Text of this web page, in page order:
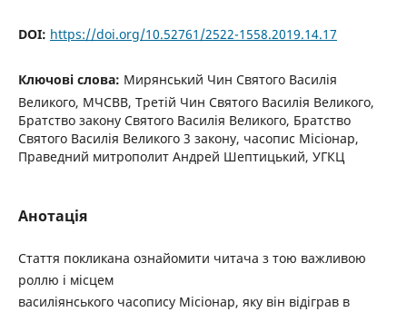
DOI: https://doi.org/10.52761/2522-1558.2019.14.17
Ключові слова: Мирянський Чин Святого Василія
Великого, МЧСВВ, Третій Чин Святого Василія Великого,
Братство закону Святого Василія Великого, Братство
Святого Василія Великого 3 закону, часопис Місіонар,
Праведний митрополит Андрей Шептицький, УГКЦ
Анотація
Стаття покликана ознайомити читача з тою важливою
роллю і місцем
василіянського часопису Місіонар, яку він відіграв в